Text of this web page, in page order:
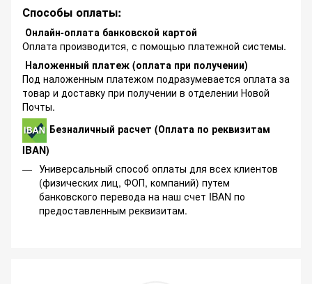
Способы оплаты:
Онлайн-оплата банковской картой
Оплата производится, с помощью платежной системы.
Наложенный платеж (оплата при получении)
Под наложенным платежом подразумевается оплата за
товар и доставку при получении в отделении Новой
Почты.
Безналичный расчет (Оплата по реквизитам
IBAN)
Универсальный способ оплаты для всех клиентов
(физических лиц, ФОП, компаний) путем
банковского перевода на наш счет IBAN по
предоставленным реквизитам.